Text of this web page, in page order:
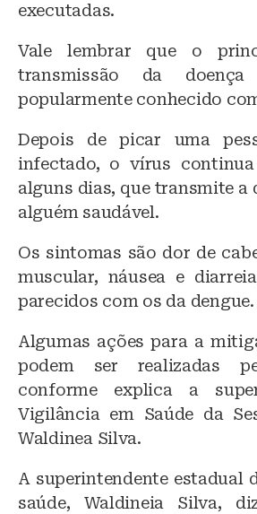
executadas.
Vale lembrar que o
transmissão da
popularmente conhecido
Depois de picar uma
infectado, o vírus
alguns dias, que transmite a
alguém saudável.
Os sintomas são dor de
muscular, náusea e
parecidos com os da dengue.
Algumas ações para a
podem ser realizadas
conforme explica a
Vigilância em Saúde da
Waldinea Silva.
A superintendente estadual
saúde, Waldineia Silva,